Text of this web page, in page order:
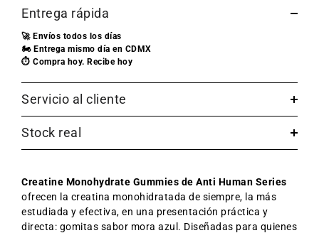
Entrega rápida
🚀 Envíos todos los días
🏍️ Entrega mismo día en CDMX
⏱️ Compra hoy. Recibe hoy
Servicio al cliente
Stock real
Creatine Monohydrate Gummies de Anti Human Series
ofrecen la creatina monohidratada de siempre, la más
estudiada y efectiva, en una presentación práctica y
directa: gomitas sabor mora azul. Diseñadas para quienes